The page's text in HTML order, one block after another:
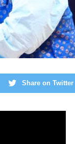
Share on Twitter